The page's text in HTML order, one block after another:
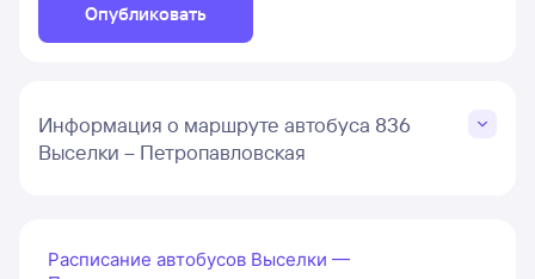
Опубликовать
Информация о маршруте автобуса 836
Выселки – Петропавловская
Расписание автобусов Выселки —